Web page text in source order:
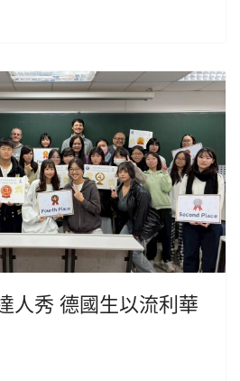
人秀 德國生以流利華